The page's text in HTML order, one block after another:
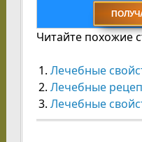
Читайте похожие
Лечебные
Лечебные
Лечебные